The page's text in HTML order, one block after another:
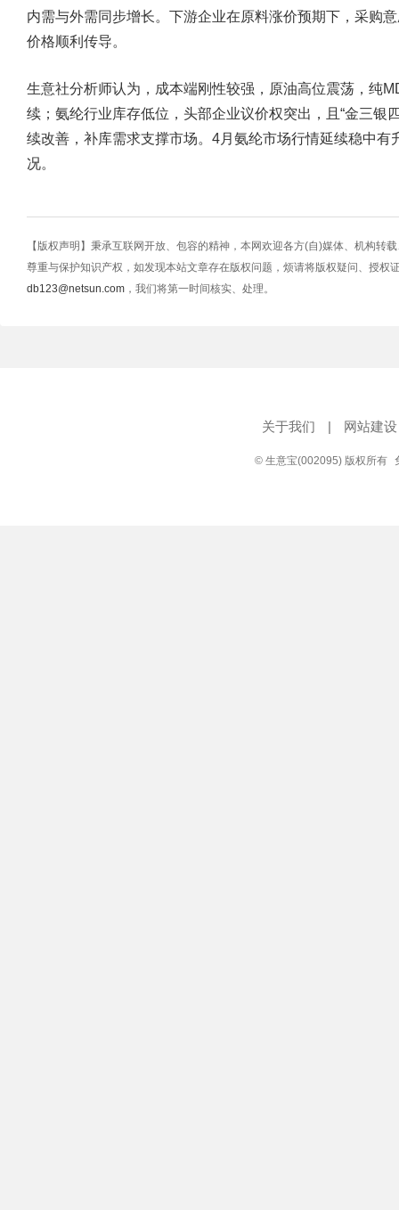
内需与外需同步增长。下游企业在原料涨价预期下，采购
价格顺利传导。
生意社分析师认为，成本端刚性较强，原油高位震荡，纯
续；氨纶行业库存低位，头部企业议价权突出，且“金三银
续改善，补库需求支撑市场。4月氨纶市场行情延续稳中
况。
【版权声明】秉承互联网开放、包容的精神，本网欢迎各方(自)媒体、机构转
尊重与保护知识产权，如发现本站文章存在版权问题，烦请将版权疑问、授权
db123@netsun.com ，我们将第一时间核实、处理。
关于我们 | 网站建设
© 生意宝(002095) 版权所有